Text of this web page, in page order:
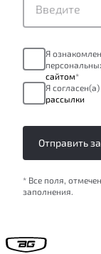
Я
сайтом*
Я
рассылки
Отправить
* Все поля,
заполнения.